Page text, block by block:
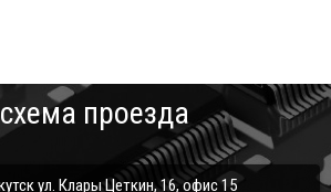
проезда
ул. Клары Цеткин, 16, офис 15